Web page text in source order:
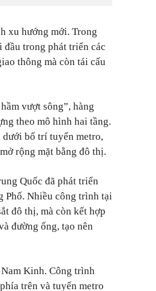
xu hướng mới. Trong
đầu trong phát triển các
thông mà còn tái cấu
vượt sông”, hàng
theo mô hình hai tầng.
bố trí tuyến metro,
rộng mặt bằng đô thị.
Quốc đã phát triển
Phố. Nhiều công trình tại
đô thị, mà còn kết hợp
đường ống, tạo nên
Kinh. Công trình
trên và tuyến metro